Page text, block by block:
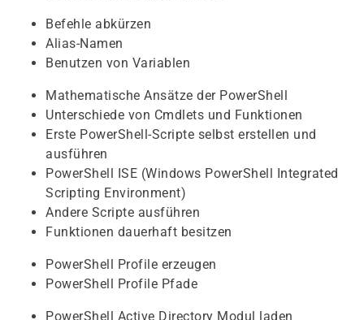
Befehle abkürzen
Alias-Namen
Benutzen von Variablen
Mathematische Ansätze der PowerShell
Unterschiede von Cmdlets und Funktionen
Erste PowerShell-Scripte selbst erstellen und
ausführen
PowerShell ISE (Windows PowerShell Integrated
Scripting Environment)
Andere Scripte ausführen
Funktionen dauerhaft besitzen
PowerShell Profile erzeugen
PowerShell Profile Pfade
PowerShell Active Directory Modul laden